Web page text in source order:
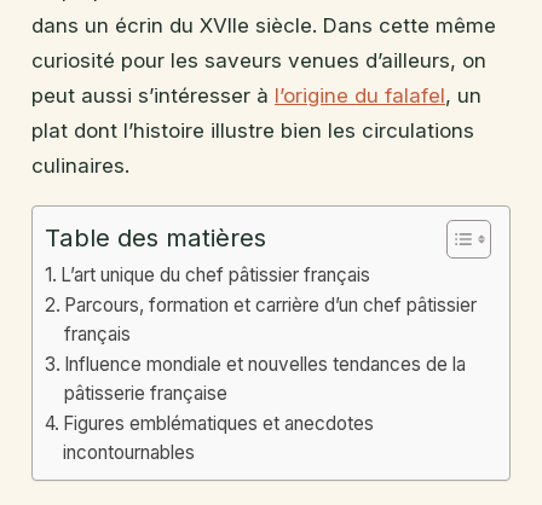
dans un écrin du XVIIe siècle. Dans cette même
curiosité pour les saveurs venues d’ailleurs, on
peut aussi s’intéresser à l’origine du falafel, un
plat dont l’histoire illustre bien les circulations
culinaires.
Table des matières
L’art unique du chef pâtissier français
Parcours, formation et carrière d’un chef pâtissier
français
Influence mondiale et nouvelles tendances de la
pâtisserie française
Figures emblématiques et anecdotes
incontournables